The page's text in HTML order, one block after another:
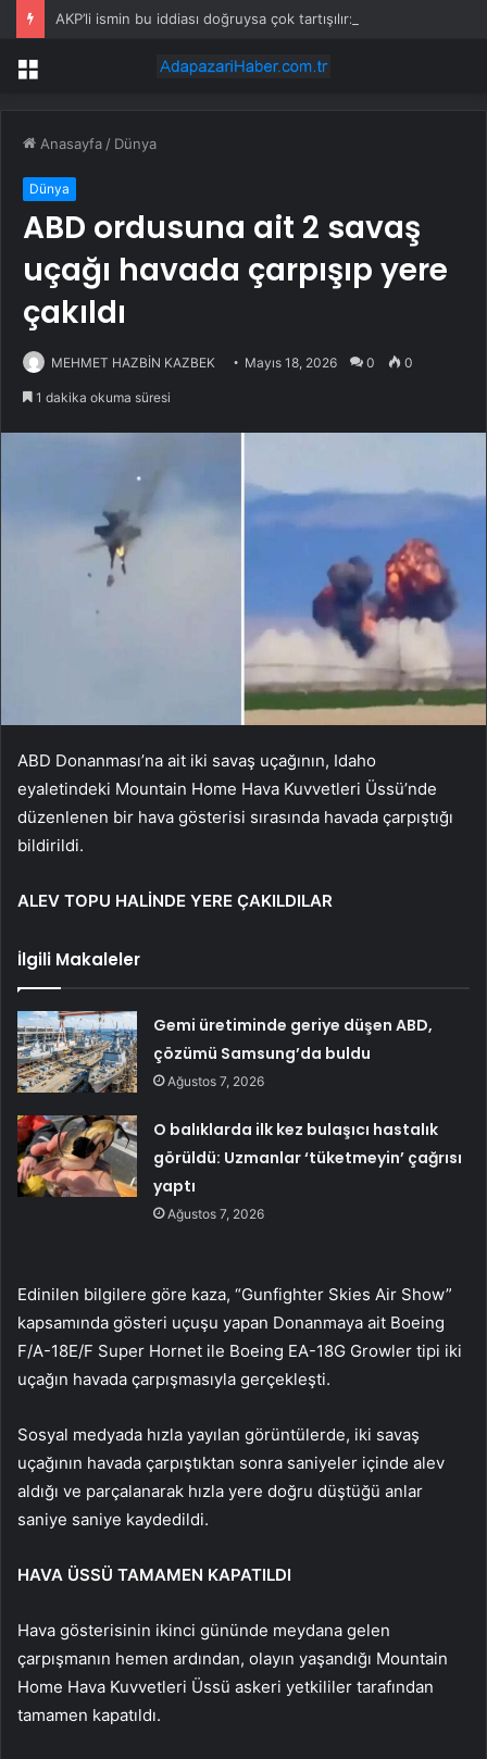
Menü
Anasayfa / Dünya
Dünya
ABD ordusuna ait 2 savaş
uçağı havada çarpışıp yere
çakıldı
MEHMET HAZBİN KAZBEK Mayıs 18, 2026 0 0
1 dakika okuma süresi
ABD Donanması’na ait iki savaş uçağının, Idaho
eyaletindeki Mountain Home Hava Kuvvetleri Üssü’nde
düzenlenen bir hava gösterisi sırasında havada çarpıştığı
bildirildi.
ALEV TOPU HALİNDE YERE ÇAKILDILAR
İlgili Makaleler
Gemi üretiminde geriye düşen ABD,
çözümü Samsung’da buldu
Ağustos 7, 2026
O balıklarda ilk kez bulaşıcı hastalık
görüldü: Uzmanlar ‘tüketmeyin’ çağrısı
yaptı
Ağustos 7, 2026
Edinilen bilgilere göre kaza, “Gunfighter Skies Air Show”
kapsamında gösteri uçuşu yapan Donanmaya ait Boeing
F/A-18E/F Super Hornet ile Boeing EA-18G Growler tipi iki
uçağın havada çarpışmasıyla gerçekleşti.
Sosyal medyada hızla yayılan görüntülerde, iki savaş
uçağının havada çarpıştıktan sonra saniyeler içinde alev
aldığı ve parçalanarak hızla yere doğru düştüğü anlar
saniye saniye kaydedildi.
HAVA ÜSSÜ TAMAMEN KAPATILDI
Hava gösterisinin ikinci gününde meydana gelen
çarpışmanın hemen ardından, olayın yaşandığı Mountain
Home Hava Kuvvetleri Üssü askeri yetkililer tarafından
tamamen kapatıldı.